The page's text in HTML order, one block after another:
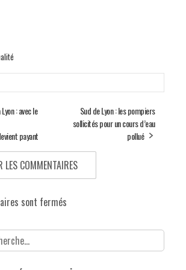
: avec le
payant
Sud de Lyon : les pompiers
sollicités pour un cours d’eau
pollué
LES COMMENTAIRES
sont fermés